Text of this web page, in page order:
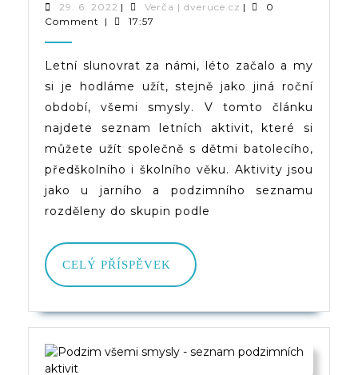
Všemi
–
Seznam
Letních
Aktivit
Nejen
Pro
29. 6. 2022 29.
6.
| Verča | dveruce.cz Verča
|
0
Comment
| 17:57
Letní slunovrat za námi, léto začalo a my
si je hodláme užít, stejně jako jiná roční
období, všemi smysly. V tomto článku
najdete seznam letních aktivit, které si
můžete užít společně s dětmi batolecího,
předškolního i školního věku. Aktivity jsou
jako u jarního a podzimního seznamu
rozděleny do skupin podle
CELÝ PŘÍSPĚVEK
CELÝ
PŘÍSPĚVEK